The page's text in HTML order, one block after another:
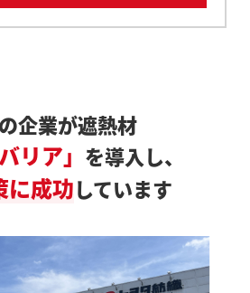
企業が遮熱材
リア」 を導入し、
に成功しています